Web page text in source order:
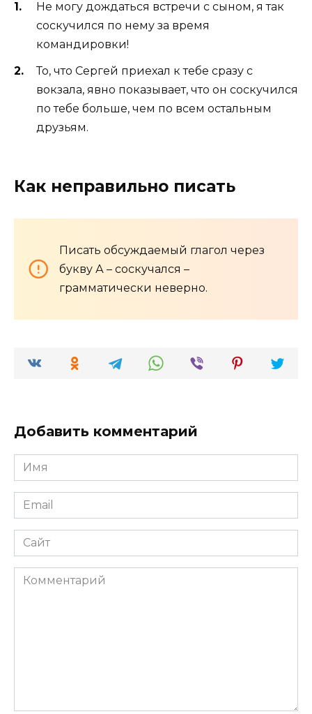
Не могу дождаться встречи с сыном, я так
соскучился по нему за время
командировки!
То, что Сергей приехал к тебе сразу с
вокзала, явно показывает, что он соскучился
по тебе больше, чем по всем остальным
друзьям.
Как неправильно писать
Писать обсуждаемый глагол через
букву А – соскучался –
грамматически неверно.
Добавить комментарий
Имя
*
Email
*
Сайт
Комментарий